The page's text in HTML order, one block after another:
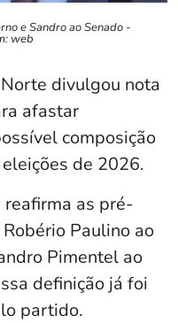
e Sandro ao Senado -
web
divulgou nota
afastar
composição
de 2026.
as pré-
Paulino ao
Pimentel ao
definição já foi
partido.